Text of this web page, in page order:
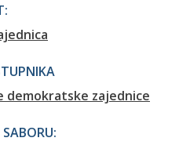
demokratske zajednice